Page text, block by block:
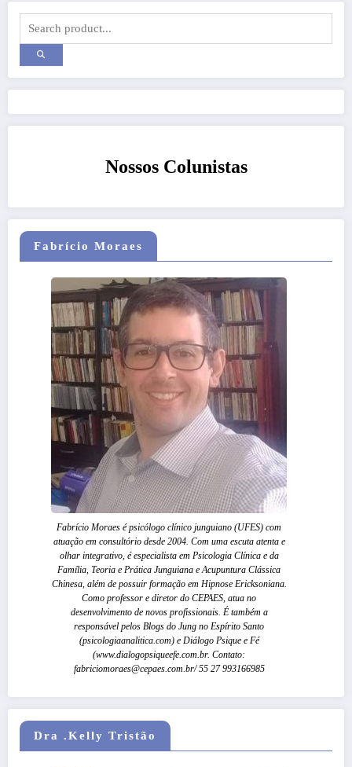
Nossos Colunistas
Fabrício Moraes
Fabrício Moraes é psicólogo clínico junguiano (UFES) com
atuação em consultório desde 2004. Com uma escuta atenta e
olhar integrativo, é especialista em Psicologia Clínica e da
Família, Teoria e Prática Junguiana e Acupuntura Clássica
Chinesa, além de possuir formação em Hipnose Ericksoniana.
Como professor e diretor do CEPAES, atua no
desenvolvimento de novos profissionais. É também a
responsável pelos Blogs do Jung no Espírito Santo
(psicologiaanalitica.com) e Diálogo Psique e Fé
(www.dialogopsiqueefe.com.br. Contato:
fabriciomoraes@cepaes.com.br/ 55 27 993166985
Dra .Kelly Tristão